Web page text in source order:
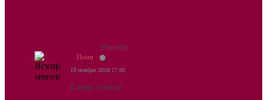
Ответить
Попи
19 ноября 2018 17:00
Гавно повне